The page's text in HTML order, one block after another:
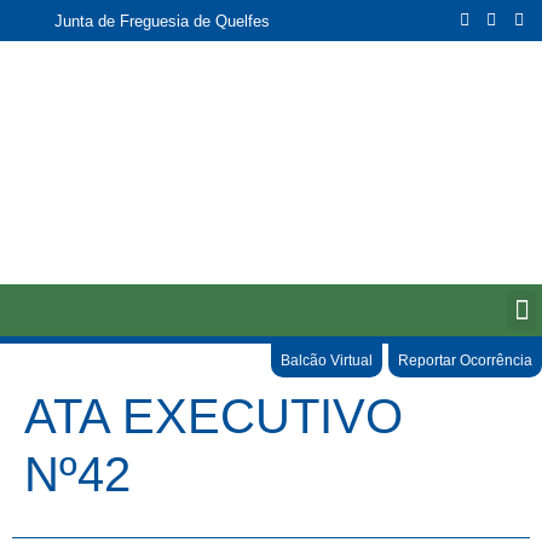
Junta de Freguesia de Quelfes
Balcão Virtual Reportar Ocorrência
ATA EXECUTIVO
Nº42